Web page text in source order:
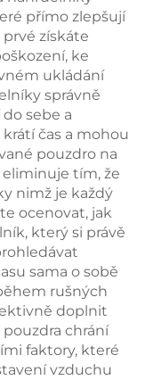
prstenů a
náhrdelníků
přímo zlepšují
prvé získáte
ke
ukládání
správně
sebe a
čas a mohou
pouzdro na
tím, že
nimž je každý
ocenovat, jak
který si právě
sama o sobě
rušných
doplnit
chrání
faktory, které
vzduchu